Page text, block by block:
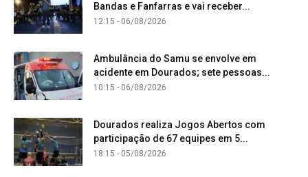
Bandas e Fanfarras e vai receber...
12:15 - 06/08/2026
Ambulância do Samu se envolve em
acidente em Dourados; sete pessoas...
10:15 - 06/08/2026
Dourados realiza Jogos Abertos com
participação de 67 equipes em 5...
18:15 - 05/08/2026